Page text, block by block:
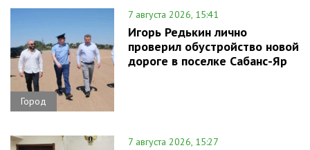
Город
7 августа 2026, 15:41
Игорь Редькин лично
проверил обустройство новой
дороге в поселке Сабанс-Яр
7 августа 2026, 15:27